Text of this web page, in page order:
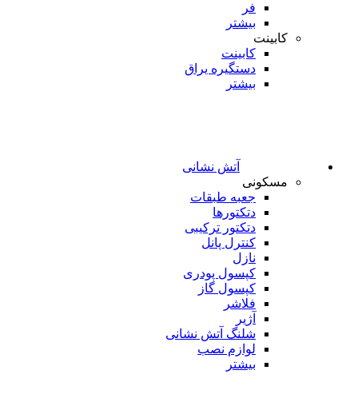
فر
بیشتر
کابینت
کابینت
دستگیره یراق
بیشتر
آتش نشانی
مسکونی
جعبه طبقات
دتکتورها
دتکتور ترکیبی
کنترل پانل
نازل
کپسول پودری
کپسول گاز
فلاشر
آژیر
شلنگ آتش نشانی
لوازم نصب
بیشتر